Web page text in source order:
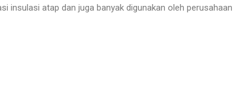
insulasi atap dan juga banyak digunakan oleh perusahaan